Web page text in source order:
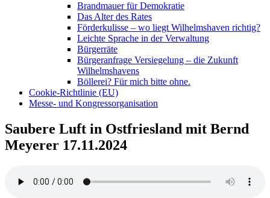
Brandmauer für Demokratie
Das Alter des Rates
Förderkulisse – wo liegt Wilhelmshaven richtig?
Leichte Sprache in der Verwaltung
Bürgerräte
Bürgeranfrage Versiegelung – die Zukunft
Wilhelmshavens
Böllerei? Für mich bitte ohne.
Cookie-Richtlinie (EU)
Messe- und Kongressorganisation
Saubere Luft in Ostfriesland mit Bernd
Meyerer 17.11.2024